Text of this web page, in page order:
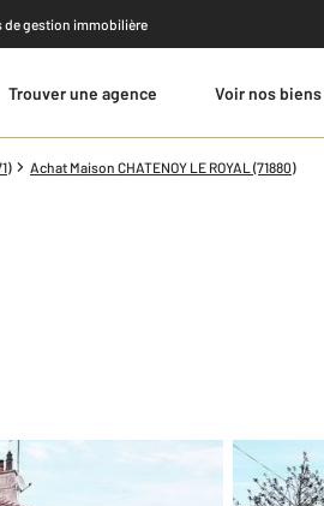
de gestion immobilière
Trouver une agence Voir nos
Achat Maison CHATENOY LE ROYAL (71880)